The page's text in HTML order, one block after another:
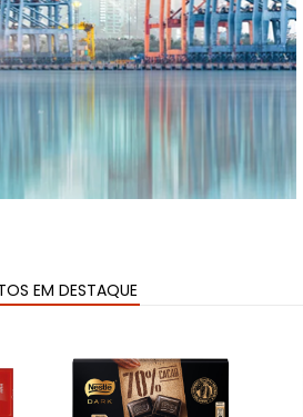
EM DESTAQUE